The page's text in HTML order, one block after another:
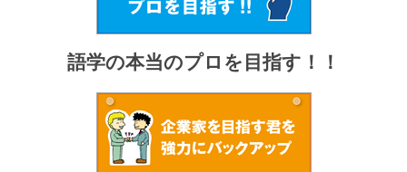
語学の本当のプロを目指す！！